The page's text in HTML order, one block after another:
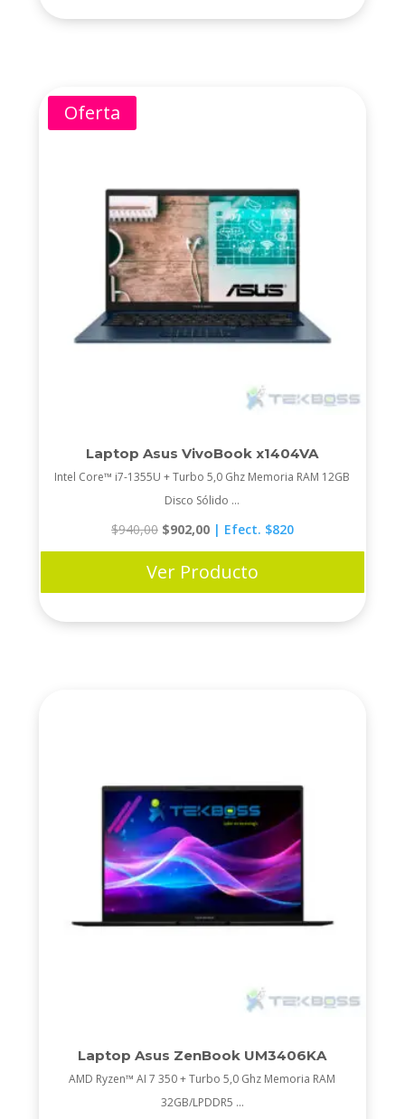
Oferta
Laptop Asus VivoBook x1404VA
Intel Core™ i7-1355U + Turbo 5,0 Ghz Memoria RAM 12GB
Disco Sólido ...
$940,00 Original
price
was:
$940,00.
$902,00Current
price
is:$902,00.
| Efect. $820
Ver Producto
Laptop Asus ZenBook UM3406KA
AMD Ryzen™ AI 7 350 + Turbo 5,0 Ghz Memoria RAM
32GB/LPDDR5 ...